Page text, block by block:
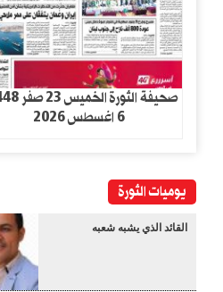
6 اغسطس 2026
يوميات الثورة
القائد الذي يشبه شعبه